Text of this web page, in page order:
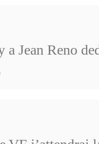
a Jean Reno